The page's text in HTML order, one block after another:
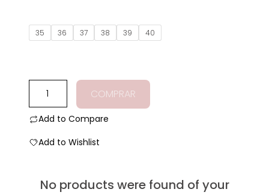
5
35 36 37 38 39 40
Tacones
amaranta
beige
cantidad
COMPRAR
Add to Compare
Add to Wishlist
No products were found of your